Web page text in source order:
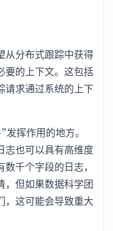
从分布式跟踪中获得
要的上下文。这包括
请求通过系统的上下
挥作用的地方。
志也可以具有高维度
千个字段的日志，
，但如果数据科学团
，这可能会导致重大